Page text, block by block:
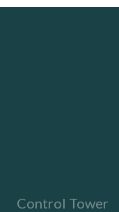
Control Tower